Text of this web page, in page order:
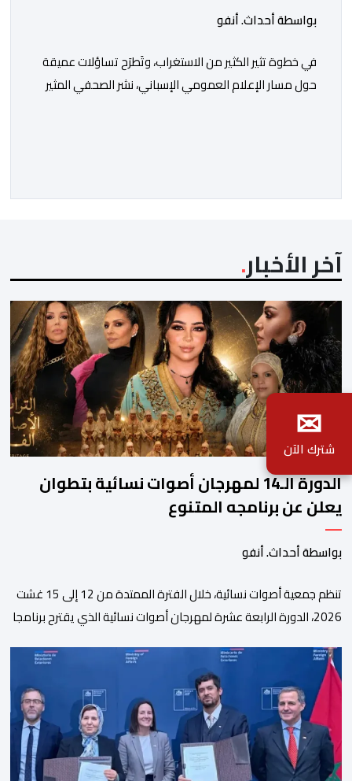
بواسطة أحداث. أنفو
في خطوة تثير الكثير من الاستغراب، وتَطرَح تساؤلات عميقة
حول مسار الإعلام العمومي الإسباني، نشر الصحفي المثير
الاجتماعية”، يُمثِّل خروجاً غير مألوف عن الخط التحريري
آخر الأخبار
الدورة الـ14 لمهرجان أصوات نسائية بتطوان
يعلن عن برنامجه المتنوع
بواسطة أحداث. أنفو
تنظم جمعية أصوات نسائية، خلال الفترة الممتدة من 12 إلى 15 غشت
2026، الدورة الرابعة عشرة لمهرجان أصوات نسائية الذي يقترح برنامجا
الاجتماعية والتضامنية والإنسانية. ووفق بلاغ للمنظمين، تقترح هذه
الدورة، التي تنظم تحت الرعاية السامية لصاحب الجلالة الملك محمد
السادس، تحت شعار “سيدات البحر الأبيض المتوسط، […]
✉
شترك الآن